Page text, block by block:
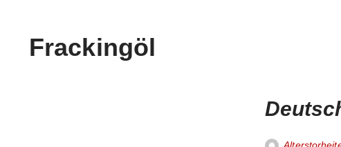
Frackingöl